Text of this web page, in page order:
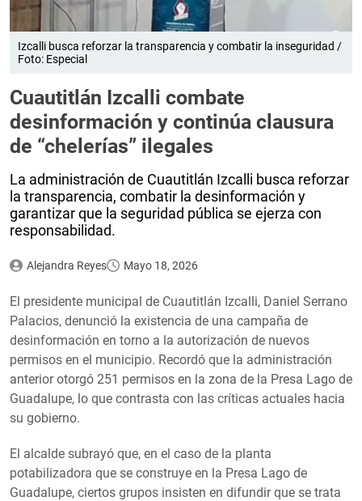
Izcalli busca reforzar la transparencia y combatir la inseguridad /
Foto: Especial
Cuautitlán Izcalli combate
desinformación y continúa clausura
de “chelerías” ilegales
La administración de Cuautitlán Izcalli busca reforzar
la transparencia, combatir la desinformación y
garantizar que la seguridad pública se ejerza con
responsabilidad.
Alejandra Reyes Mayo 18, 2026
El presidente municipal de Cuautitlán Izcalli, Daniel Serrano
Palacios, denunció la existencia de una campaña de
desinformación en torno a la autorización de nuevos
permisos en el municipio. Recordó que la administración
anterior otorgó 251 permisos en la zona de la Presa Lago de
Guadalupe, lo que contrasta con las críticas actuales hacia
su gobierno.
El alcalde subrayó que, en el caso de la planta
potabilizadora que se construye en la Presa Lago de
Guadalupe, ciertos grupos insisten en difundir que se trata